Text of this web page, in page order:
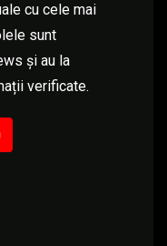
cu cele mai
sunt
și au la
verificate.